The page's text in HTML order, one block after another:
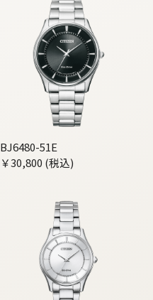
BJ6480-51E
￥30,800 (税込)